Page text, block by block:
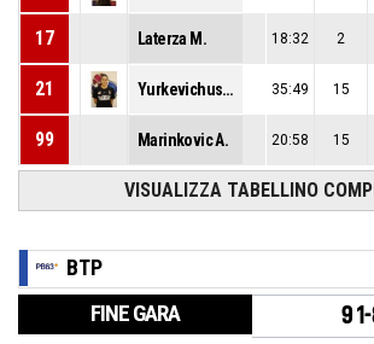
17 Laterza M. 18:32 2
21 Yurkevichus T. 35:49 15
99 Marinkovic A. 20:58 15
VISUALIZZA TABELLINO
BTP
FINE GARA